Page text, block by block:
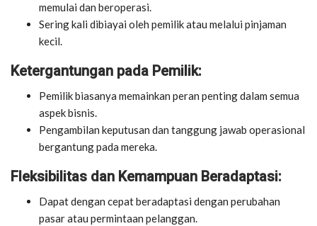
memulai dan beroperasi.
Sering kali dibiayai oleh pemilik atau melalui pinjaman
kecil.
Ketergantungan pada Pemilik:
Pemilik biasanya memainkan peran penting dalam semua
aspek bisnis.
Pengambilan keputusan dan tanggung jawab operasional
bergantung pada mereka.
Fleksibilitas dan Kemampuan Beradaptasi:
Dapat dengan cepat beradaptasi dengan perubahan
pasar atau permintaan pelanggan.